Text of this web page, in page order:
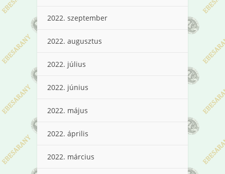
2022. szeptember
2022. augusztus
2022. július
2022. június
2022. május
2022. április
2022. március